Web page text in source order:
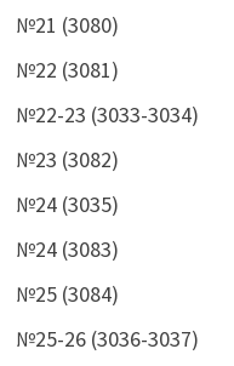
№21 (3080)
№22 (3081)
№22-23 (3033-3034)
№23 (3082)
№24 (3035)
№24 (3083)
№25 (3084)
№25-26 (3036-3037)